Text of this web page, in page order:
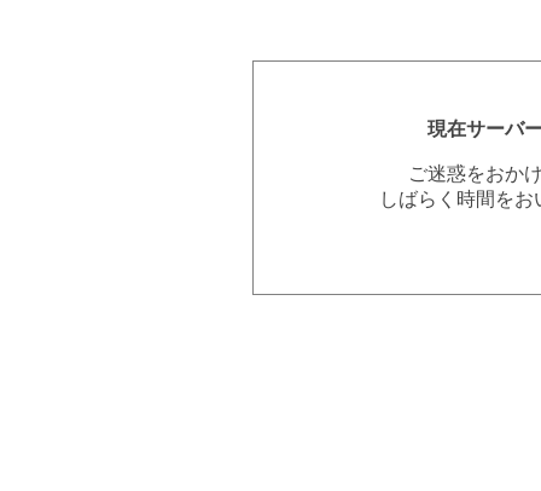
現在サーバ
ご迷惑をおか
しばらく時間を